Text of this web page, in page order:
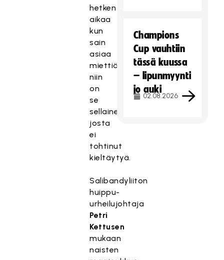
hetken
aikaa
kun
sain
asiaa
miettiä,
niin
on
se
sellainen,
josta
ei
tohtinut
kieltäytyä.
Salibandyliiton
huippu-
urheilujohtaja
Petri
Kettusen
mukaan
naisten
Champions
Cup vauhtiin
tässä kuussa
– lipunmyynti
jo auki
02.08.2026